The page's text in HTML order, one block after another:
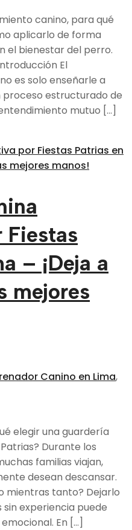
canino, para qué
aplicarlo de forma
el bienestar del perro.
El
es solo enseñarle a
proceso estructurado de
mutuo […]
Fiestas
– ¡Deja a
mejores
Canino en Lima,
elegir una guardería
Durante los
familias viajan,
desean descansar.
mientras tanto? Dejarlo
experiencia puede
En […]